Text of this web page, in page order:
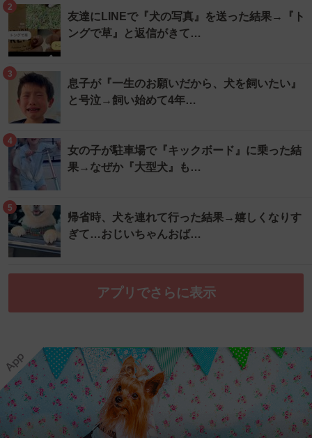
2
友達にLINEで『犬の写真』を送った結果→『ト
ングで草』と返信がきて…
3
息子が『一生のお願いだから、犬を飼いたい』
と号泣→飼い始めて4年…
4
女の子が駐車場で『キックボード』に乗った結
果→なぜか『大型犬』も…
5
帰省時、犬を連れて行った結果→嬉しくなりす
ぎて…おじいちゃんおば…
アプリでさらに表示